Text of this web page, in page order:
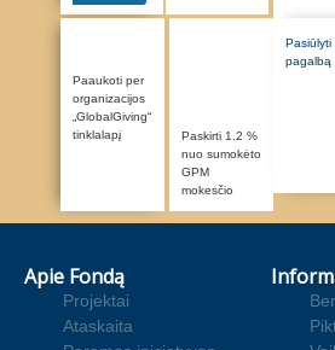
Paaukoti per
organizacijos
„GlobalGiving“
tinklalapį
Paskirti 1.2 %
nuo sumokėto
GPM
mokesčio
Pasiūlyti
pagalbą
Apie Fondą
Projektai
Ataskaita